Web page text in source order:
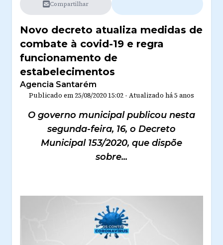
Compartilhar
Novo decreto atualiza medidas de
combate à covid-19 e regra
funcionamento de
estabelecimentos
Agencia Santarém
Publicado em 25/08/2020 15:02 - Atualizado há 5 anos
O governo municipal publicou nesta
segunda-feira, 16, o Decreto
Municipal 153/2020, que dispõe
sobre...